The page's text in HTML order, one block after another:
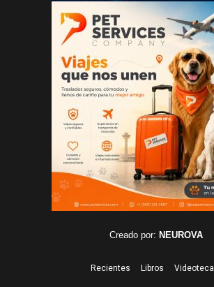
Creado por: NEUROVA
Recientes Libros Videoteca